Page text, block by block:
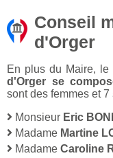
Conseil
d'Orger
En plus du Maire, le
d'Orger se
sont des femmes et
Monsieur Eric
Madame Martine
Madame Caroline